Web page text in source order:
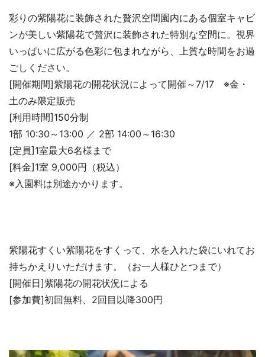
彩りの紫陽花に装飾された贅沢空間園内にある個室キャビ
ンが美しい紫陽花で贅沢に装飾された特別な空間に。視界
いっぱいに広がる色彩に包まれながら、上質な時間をお過
ごしください。
[開催期間]紫陽花の開花状況によって開催～7/17 ※金・
土のみ限定販売
[利用時間]150分制
1部 10:30～13:00 ／ 2部 14:00～16:30
[定員]1室最大6名様まで
[料金]1室 9,000円（税込）
※入園料は別途かかります。
紫陽花すくい紫陽花をすくって、水を入れた袋にいれてお
持ちかえりいただけます。（お一人様ひとつまで）
[開催日]紫陽花の開花状況による
[参加費]初回無料、2回目以降300円